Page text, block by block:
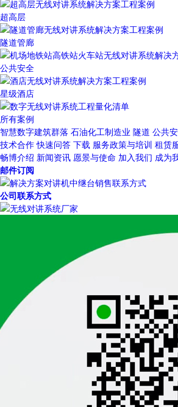
超高层
隧道管廊
公共安全
星级酒店
所有案例
智慧数字建筑群落 石油化工制造业 隧道 公共
技术合作 快速问答 下载 服务政策与培训 租赁
畅博介绍 新闻资讯 愿景与使命 加入我们 成为
邮件订阅
公司联系方式